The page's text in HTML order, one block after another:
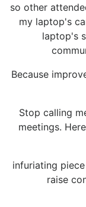
so other
my laptop's
laptop's
Because
Stop calling
meetings.
infuriating
raise